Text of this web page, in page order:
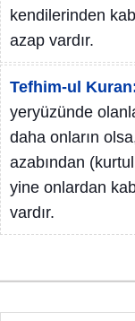
kendilerinden
azap vardır.
Tefhim-ul
yeryüzünde
daha onların
azabından
yine onlardan
vardır.